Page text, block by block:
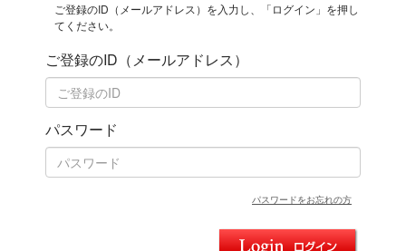
ご登録のID（メールアドレス）を入力し、「ログイン」を押し
てください。
ご登録のID（メールアドレス）
パスワード
パスワードをお忘れの方